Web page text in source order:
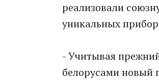
реализовали
уникальных
- Учитывая
белорусами новый